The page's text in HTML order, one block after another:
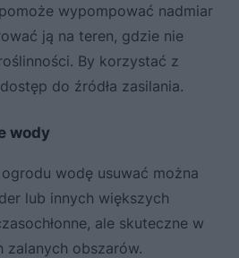
wypompować nadmiar
ją na teren, gdzie nie
By korzystać z
do źródła zasilania.
wody
wodę usuwać można
lub innych większych
ale skuteczne w
zalanych obszarów.